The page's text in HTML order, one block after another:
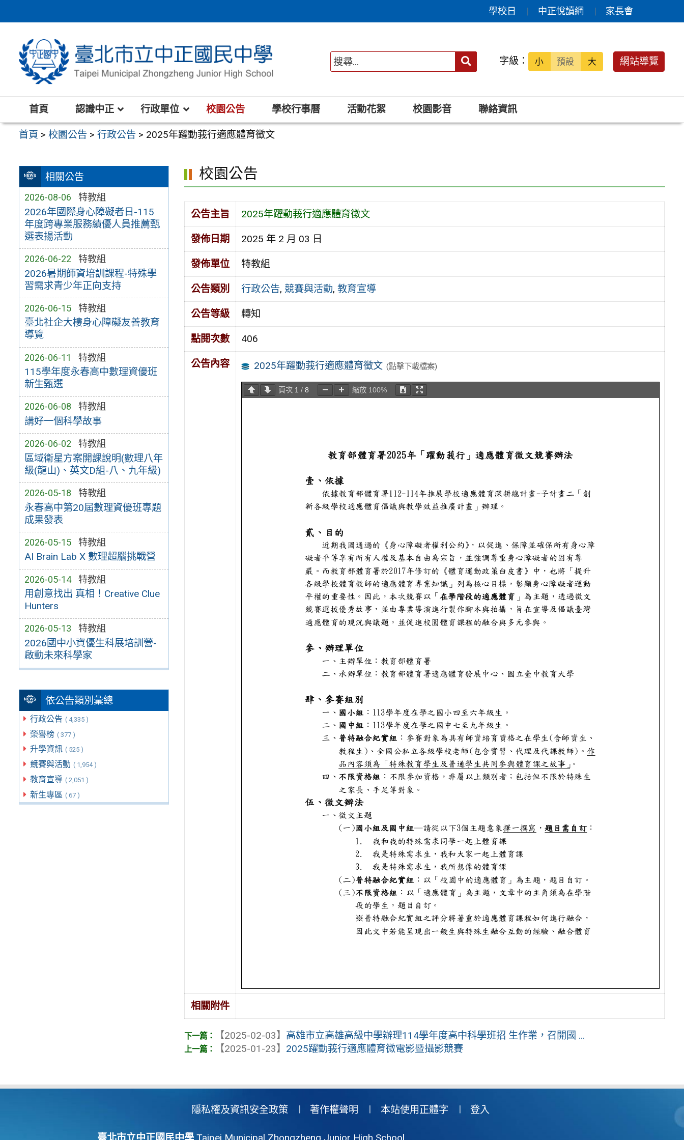
至
區
學校日 中正悅讀網 家長會
送出 字級： 小 預設 大 網站導覽
首頁 認識中正 行政單位 校園公告 學校行事曆 活動花絮 校園影音 聯絡資訊
首頁 >校園公告 >行政公告 > 2025年躍動莪行適應體育徵文
相關公告
2026-08-06 特教組
2026年國際身心障礙者日-115
年度跨專業服務績優人員推薦甄
選表揚活動
2026-06-22 特教組
2026暑期師資培訓課程-特殊學
習需求青少年正向支持
2026-06-15 特教組
臺北社企大樓身心障礙友善教育
導覽
2026-06-11 特教組
115學年度永春高中數理資優班
新生甄選
2026-06-08 特教組
講好一個科學故事
2026-06-02 特教組
區域衛星方案開課說明(數理八年
級(龍山)、英文D組-八、九年級)
2026-05-18 特教組
永春高中第20屆數理資優班專題
成果發表
2026-05-15 特教組
AI Brain Lab X 數理超腦挑戰營
2026-05-14 特教組
用創意找出 真相！Creative Clue
Hunters
2026-05-13 特教組
2026國中小資優生科展培訓營-
啟動未來科學家
依公告類別彙總
行政公告 ( 4,335 )
榮譽榜 ( 377 )
升學資訊 ( 525 )
競賽與活動 ( 1,954 )
教育宣導 ( 2,051 )
新生專區 ( 67 )
校園公告
公告主旨 2025年躍動莪行適應體育徵文
發佈日期 2025 年 2 月 03 日
發佈單位 特教組
公告類別 行政公告, 競賽與活動, 教育宣導
公告等級 轉知
點閱次數 406
公告內容 2025年躍動莪行適應體育徵文 (點擊下載檔案)
頁次 1 / 8 縮放 100%
相關附件
【2025-02-03】 高雄市立高雄高級中學辦理114學年度高中科學班招 生作業，召開國 ...
【2025-01-23】 2025躍動莪行適應體育微電影暨攝影競賽
隱私權及資訊安全政策 著作權聲明 本站使用正體字 登入
臺北市立中正國民中學Taipei Municipal Zhongzheng Junior High School